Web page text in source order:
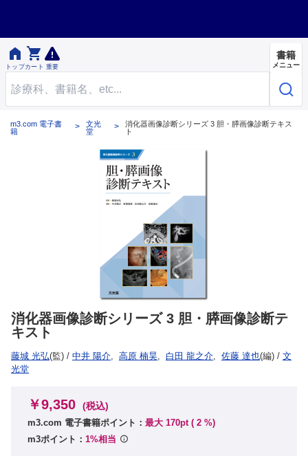

トップ

カート 重要
書籍
メニュー
m3.com 電子書
籍
文光
堂
消化器画像診断シリーズ 3 胆・膵画像診断テキス
ト
消化器画像診断シリーズ 3 胆・膵画像診断テ
キスト
藤城 光弘(監) / 中井 陽介, 高原 楠昊, 白田 龍之介, 佐藤 達也(編) / 文
光堂
￥9,350 (税込)
m3.com 電子書籍ポイント： 最大 170pt ( 2 %)
m3ポイント： 1%相当